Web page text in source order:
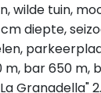
wilde tuin,
diepte,
bar 650 m,
Granadella"